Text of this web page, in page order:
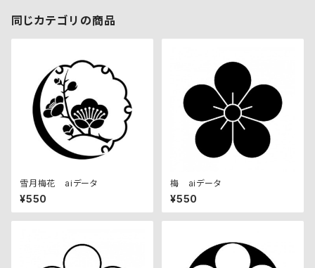
同じカテゴリの商品
雪月梅花 aiデータ
¥550
梅 aiデータ
¥550